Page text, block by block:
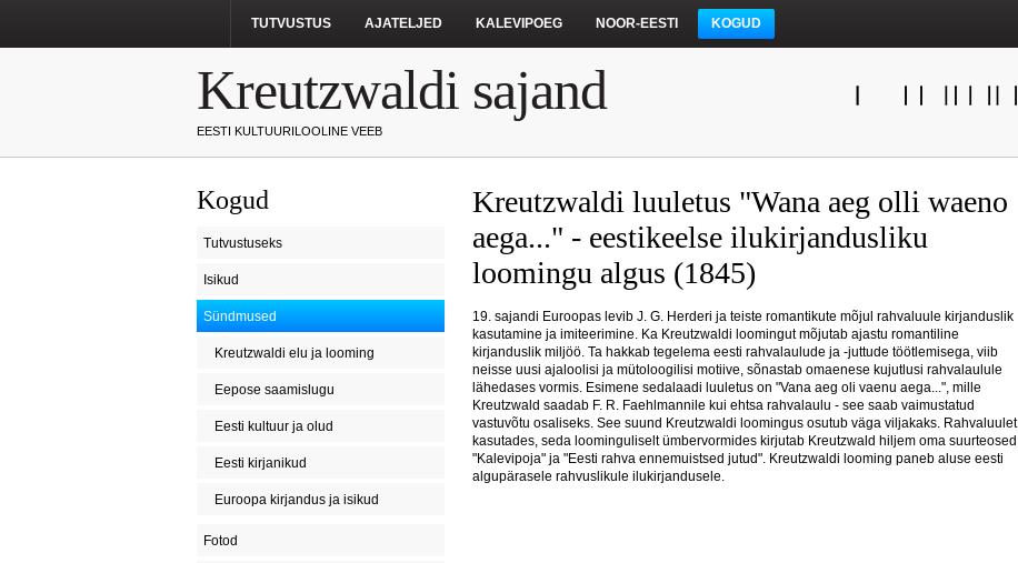
TUTVUSTUS AJATELJED KALEVIPOEG NOOR-EESTI KOGUD
Kreutzwaldi sajand
EESTI KULTUURILOOLINE VEEB
Kogud
Tutvustuseks
Isikud
Sündmused
Kreutzwaldi elu ja looming
Eepose saamislugu
Eesti kultuur ja olud
Eesti kirjanikud
Euroopa kirjandus ja isikud
Fotod
Kreutzwaldi luuletus "Wana aeg olli waeno
aega..." - eestikeelse ilukirjandusliku
loomingu algus (1845)
19. sajandi Euroopas levib J. G. Herderi ja teiste romantikute mõjul rahvaluule kirjanduslik
kasutamine ja imiteerimine. Ka Kreutzwaldi loomingut mõjutab ajastu romantiline
kirjanduslik miljöö. Ta hakkab tegelema eesti rahvalaulude ja -juttude töötlemisega, viib
neisse uusi ajaloolisi ja mütoloogilisi motiive, sõnastab omaenese kujutlusi rahvalaulule
lähedases vormis. Esimene sedalaadi luuletus on "Vana aeg oli vaenu aega...", mille
Kreutzwald saadab F. R. Faehlmannile kui ehtsa rahvalaulu - see saab vaimustatud
vastuvõtu osaliseks. See suund Kreutzwaldi loomingus osutub väga viljakaks. Rahvaluulet
kasutades, seda loominguliselt ümbervormides kirjutab Kreutzwald hiljem oma suurteosed
"Kalevipoja" ja "Eesti rahva ennemuistsed jutud". Kreutzwaldi looming paneb aluse eesti
algupärasele rahvuslikule ilukirjandusele.